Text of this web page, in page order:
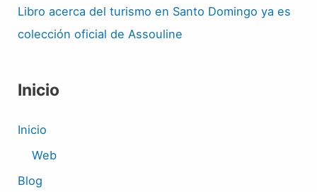
Libro acerca del turismo en Santo Domingo ya es
colección oficial de Assouline
Inicio
Inicio
Web
Blog